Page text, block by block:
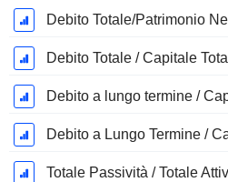
Debito Totale/Patrimonio
Debito Totale / Capitale
Debito a lungo termine /
Debito a Lungo Termine /
Totale Passività / Totale